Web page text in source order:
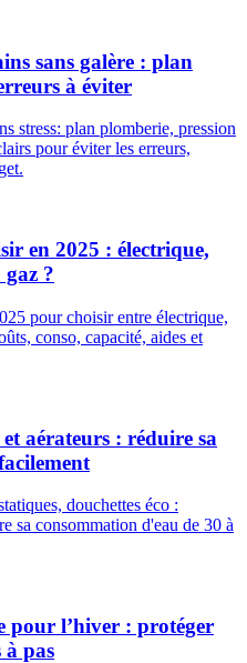
sans galère : plan
à éviter
stress: plan plomberie, pression
pour éviter les erreurs,
en 2025 : électrique,
?
pour choisir entre électrique,
conso, capacité, aides et
aérateurs : réduire sa
douchettes éco :
sa consommation d'eau de 30 à
pour l’hiver : protéger
à pas